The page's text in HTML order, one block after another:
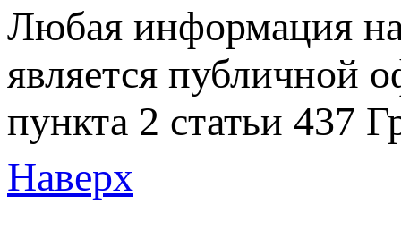
Любая информация на
является публичной
пункта 2 статьи 437
Наверх